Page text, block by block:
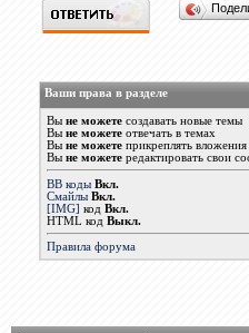
Ваши права в разделе
Вы не можетесоздавать новые темы
Вы не можетеотвечать в темах
Вы не можетеприкреплять вложения
Вы не можетередактировать свои
BB коды Вкл.
Смайлы Вкл.
[IMG] код Вкл.
HTML код Выкл.
Правила форума